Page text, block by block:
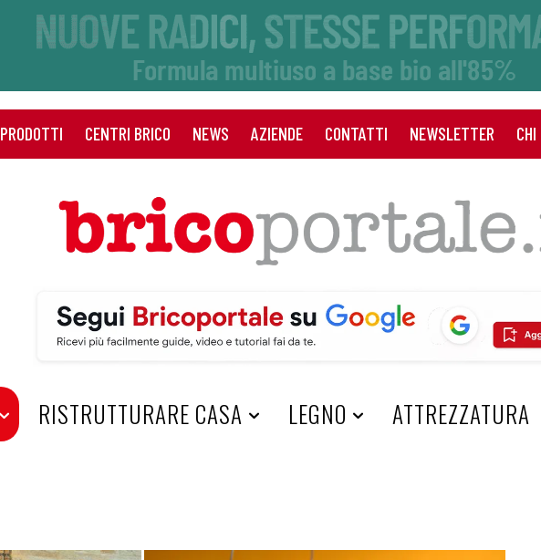
PRODOTTI CENTRI BRICO NEWS AZIENDE CONTATTI NEWSLETTER CHI
RISTRUTTURARE CASA LEGNO ATTREZZATURA